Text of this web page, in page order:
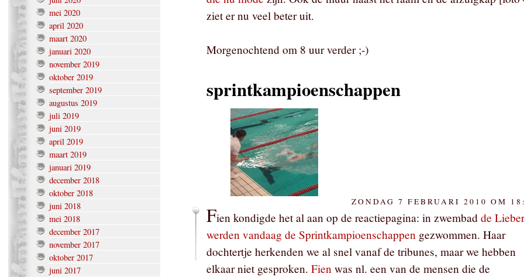
mei 2020
april 2020
maart 2020
januari 2020
november 2019
oktober 2019
september 2019
augustus 2019
juli 2019
juni 2019
april 2019
maart 2019
januari 2019
december 2018
oktober 2018
juni 2018
mei 2018
december 2017
november 2017
oktober 2017
juni 2017
ziet er nu veel beter uit.
Morgenochtend om 8 uur verder ;-)
sprintkampioenschappen
ZONDAG 7 FEBRUARI 2010 OM
Fien kondigde het al aan op de reactiepagina: in zwembad de
werden vandaag de Sprintkampioenschappen gezwommen. Haar
dochtertje herkenden we al snel vanaf de tribunes, maar we hebben
elkaar niet gesproken. Fien was nl. een van de mensen die de